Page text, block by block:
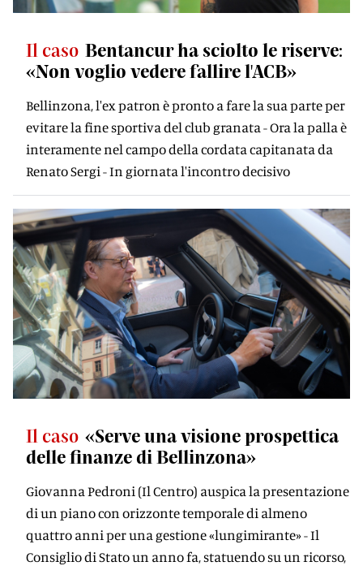
Il caso Bentancur ha sciolto le riserve:
«Non voglio vedere fallire l'ACB»
Bellinzona, l'ex patron è pronto a fare la sua parte per
evitare la fine sportiva del club granata - Ora la palla è
interamente nel campo della cordata capitanata da
Renato Sergi - In giornata l'incontro decisivo
Il caso «Serve una visione prospettica
delle finanze di Bellinzona»
Giovanna Pedroni (Il Centro) auspica la presentazione
di un piano con orizzonte temporale di almeno
quattro anni per una gestione «lungimirante» - Il
Consiglio di Stato un anno fa, statuendo su un ricorso,